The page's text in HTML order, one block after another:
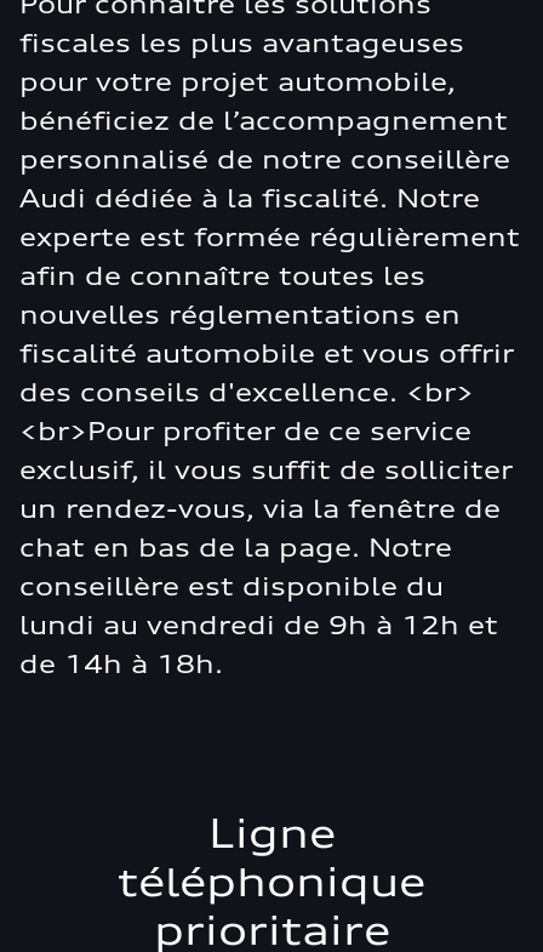
fiscales les plus avantageuses
pour votre projet automobile,
bénéficiez de l’accompagnement
personnalisé de notre conseillère
Audi dédiée à la fiscalité. Notre
experte est formée régulièrement
afin de connaître toutes les
nouvelles réglementations en
fiscalité automobile et vous offrir
des conseils d'excellence. <br>
<br>Pour profiter de ce service
exclusif, il vous suffit de solliciter
un rendez-vous, via la fenêtre de
chat en bas de la page. Notre
conseillère est disponible du
lundi au vendredi de 9h à 12h et
de 14h à 18h.
Ligne
téléphonique
prioritaire